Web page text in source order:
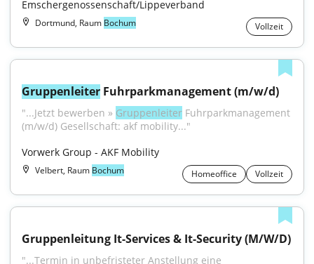
Emschergenossenschaft/Lippeverband
Dortmund, Raum Bochum Vollzeit
Gruppenleiter Fuhrparkmanagement (m/w/d)
"...Jetzt bewerben » Gruppenleiter Fuhrparkmanagement
(m/w/d) Gesellschaft: akf mobility..."
Vorwerk Group - AKF Mobility
Velbert, Raum Bochum Homeoffice Vollzeit
Gruppenleitung It-Services & It-Security (M/W/D)